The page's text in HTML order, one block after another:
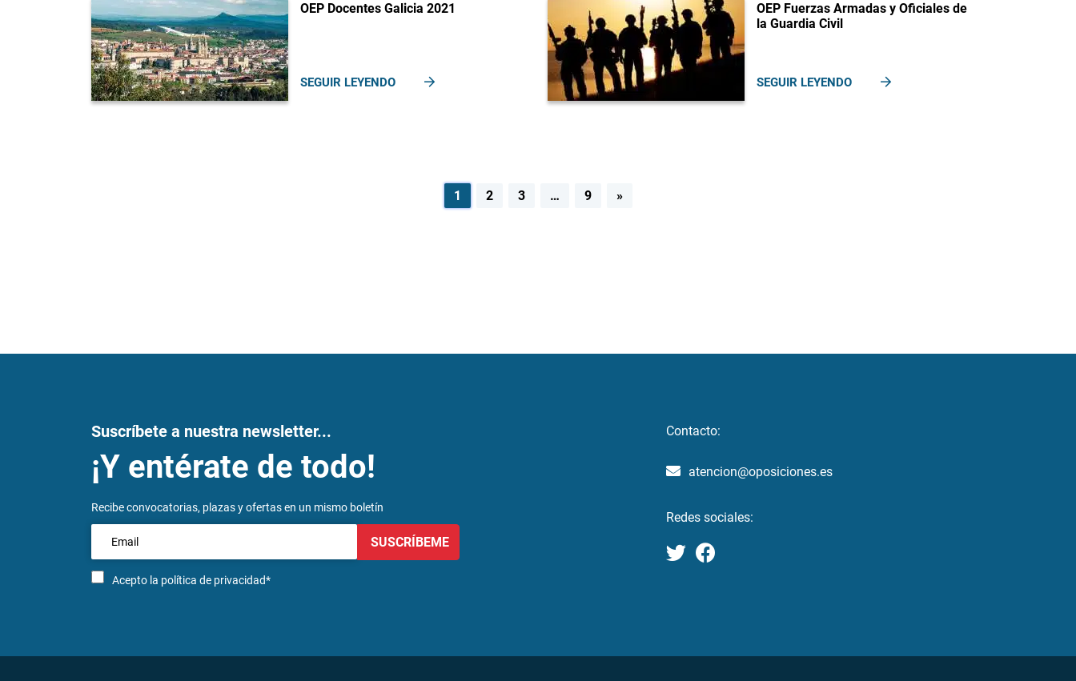
OEP Docentes Galicia 2021
SEGUIR LEYENDO
OEP Fuerzas Armadas y Oficiales de
la Guardia Civil
SEGUIR LEYENDO
1 2 3 … 9 »
Suscríbete a nuestra newsletter...
¡Y entérate de todo!
Recibe convocatorias, plazas y ofertas en un mismo boletín
Acepto la política de privacidad*
SUSCRÍBEME
Contacto:
atencion@oposiciones.es
Redes sociales: